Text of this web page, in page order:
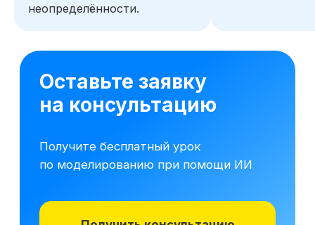
неопределённости.
16 модулей за 7 месяцев 141 практических